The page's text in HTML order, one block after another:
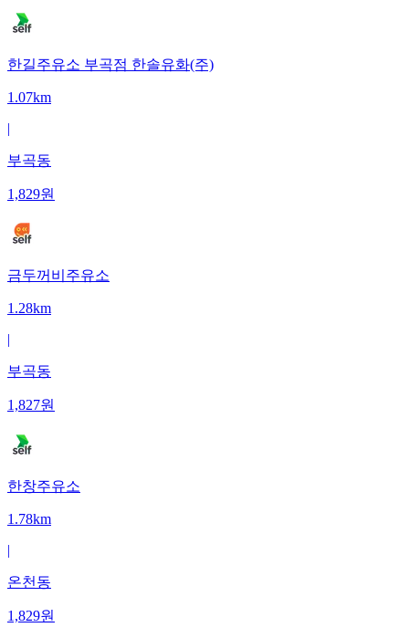
한길주유소 부곡점 한솔유화(주)
1.07km
|
부곡동
1,829원
금두꺼비주유소
1.28km
|
부곡동
1,827원
한창주유소
1.78km
|
온천동
1,829원